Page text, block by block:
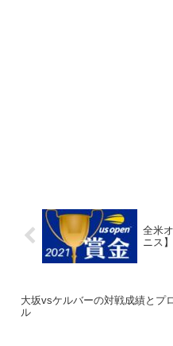
全米
ニス】
大坂vsケルバーの対戦成績とプ
ル